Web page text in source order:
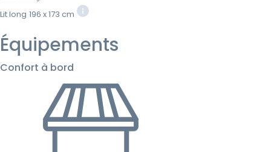
Lit long 196 x 173 cm
Équipements
Confort à bord